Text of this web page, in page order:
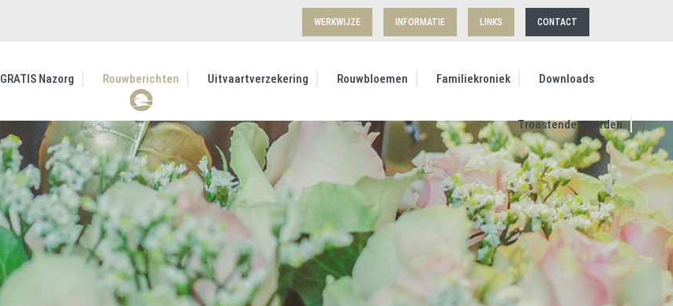
WERKWIJZE INFORMATIE LINKS CONTACT
GRATIS Nazorg Rouwberichten Uitvaartverzekering Rouwbloemen Familiekroniek Downloads
Troostende woorden